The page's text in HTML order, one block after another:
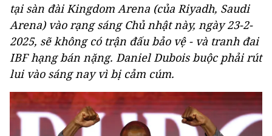
tại sàn đài Kingdom Arena (của Riyadh, Saudi
Arena) vào rạng sáng Chủ nhật này, ngày 23-2-
2025, sẽ không có trận đấu bảo vệ - và tranh đai
IBF hạng bán nặng. Daniel Dubois buộc phải rút
lui vào sáng nay vì bị cảm cúm.